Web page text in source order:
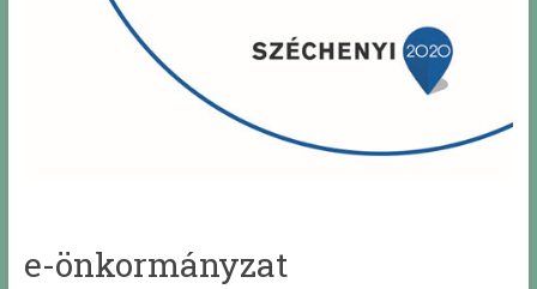
e-önkormányzat